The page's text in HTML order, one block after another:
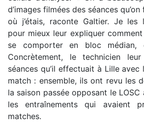
d’images filmées des séances
où j’étais, raconte Galtier. Je les
pour mieux leur expliquer
se comporter en bloc
Concrètement, le technicien
séances qu’il effectuait à Lille
match : ensemble, ils ont revu les
la saison passée opposant le
les entraînements qui avaient
matches.